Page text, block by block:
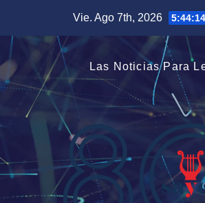
contenido
Vie. Ago 7th, 2026
Las Noticias Para